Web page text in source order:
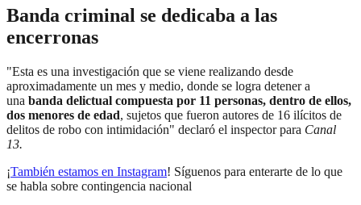
Banda criminal se dedicaba a las
encerronas
"Esta es una investigación que se viene realizando desde
aproximadamente un mes y medio, donde se logra detener a
una banda delictual compuesta por 11 personas, dentro de ellos,
dos menores de edad, sujetos que fueron autores de 16 ilícitos de
delitos de robo con intimidación" declaró el inspector para Canal
13.
¡También estamos en Instagram! Síguenos para enterarte de lo que
se habla sobre contingencia nacional